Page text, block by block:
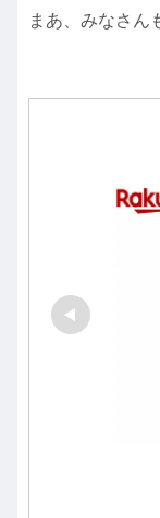
多く作
まあ、みなさん